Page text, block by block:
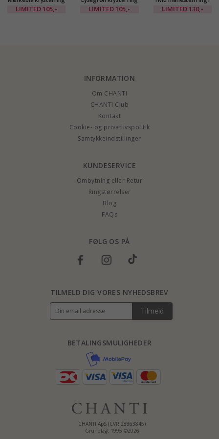
i forgyldt messing -
LIMITED 105,-
i forgyldt messing -
LIMITED 105,-
forgyldt messing -
LIMITED 130,-
INFORMATION
Om CHANTI
CHANTI Club
Kontakt
Cookie- og privatlivspolitik
Samtykkeindstillinger
KUNDESERVICE
Ombytning eller Retur
Ringstørrelser
Blog
FAQs
FØLG OS PÅ
CHANTI ApS (CVR 28863845)
Grundlagt 1995 ©2026
BETALINGSMULIGHEDER
TILMELD DIG VORES NYHEDSBREV
Tilmeld